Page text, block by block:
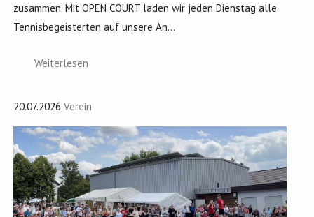
zusammen. Mit OPEN COURT laden wir jeden Dienstag alle
Tennisbegeisterten auf unsere An...
Weiterlesen
20.07.2026 Verein